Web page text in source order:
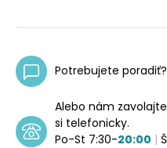
Potrebujete poradiť?
Alebo nám
si telefonicky.
Po-St 7:30-20:00 |